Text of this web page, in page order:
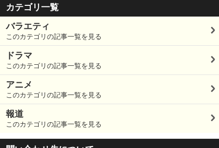
カテゴリ一覧
バラエティ
このカテゴリの記事一覧を見る
ドラマ
このカテゴリの記事一覧を見る
アニメ
このカテゴリの記事一覧を見る
報道
このカテゴリの記事一覧を見る